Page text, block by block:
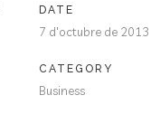
DATE
7 d'octubre de 2013
CATEGORY
Business